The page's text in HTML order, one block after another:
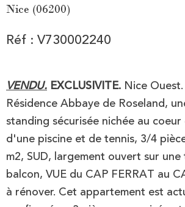
Nice (06200)
Réf : V730002240
VENDU. EXCLUSIVITE. Nice
Résidence Abbaye de Roseland,
standing sécurisée nichée au
d'une piscine et de tennis, 3/4
m2, SUD, largement ouvert sur
balcon, VUE du CAP FERRAT au
à rénover. Cet appartement est